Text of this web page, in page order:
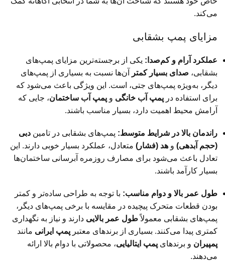
می‌کند.
مزایای پمپ بشقابی
عملکرد آرام و کم‌صدا: یکی از برجسته‌ترین مزایای پمپ‌های
بشقابی، صدای بسیار کمتر
آن‌ها نسبت به بسیاری از پمپ‌های
دیگر، به‌ویژه پمپ‌های جتی، است. این ویژگی باعث می‌شود که
برای استفاده در پمپ آب خانگی و پمپ آب ساختمان، جایی که
آرامش محیط اهمیت دارد، بسیار مناسب باشند.
راندمان بالا در شرایط متوسط: پمپ‌های بشقابی در تامین دبی
(حجم آبدهی) و هد (فشار) متعادل، عملکرد بسیار خوبی دارند. این
تعادل باعث می‌شود برای مصارف روزمره آبرسانی ساختمان‌ها
بسیار کارآمد باشند.
طول عمر بالا و دوام مناسب: با توجه به طراحی ساده‌تر و کمتر
بودن قطعات متحرک پیچیده در مقایسه با برخی پمپ‌های دیگر،
پمپ‌های بشقابی معمولاً طول عمر بالایی دارند و نیاز به نگهداری
کمتری پیدا می‌کنند. بسیاری از برندهای معتبر پمپ ایرانی مانند
پمپیران و برندهای پمپ ایتالیایی، محصولاتی با دوام بالا ارائه
می‌دهند.